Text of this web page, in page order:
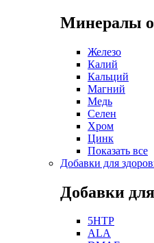
Минералы
Железо
Калий
Кальций
Магний
Медь
Селен
Хром
Цинк
Показать все
Добавки для
Добавки
5HTP
ALA